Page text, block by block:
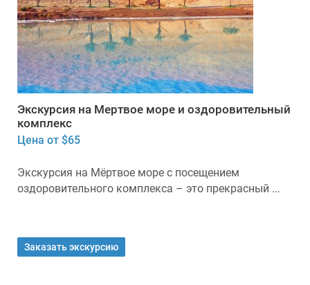
Экскурсия на Мертвое море и оздоровительный
комплекс
Цена от $65
Экскурсия на Мёртвое море с посещением
оздоровительного комплекса – это прекрасный ...
Заказать экскурсию